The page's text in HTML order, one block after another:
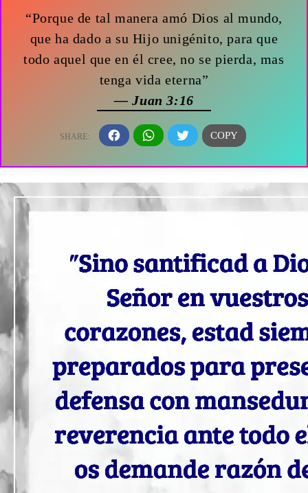
“Porque de tal manera amó Dios al mundo,
que ha dado a su Hijo unigénito, para que
todo aquel que en él cree, no se pierda, mas
tenga vida eterna”
— Juan 3:16